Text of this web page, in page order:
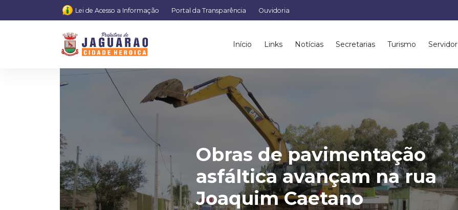
Lei de Acesso a Informação Portal da Transparência Ouvidoria
Início Links Notícias Secretarias Turismo Servidor
Obras de pavimentação
asfáltica avançam na rua
Joaquim Caetano